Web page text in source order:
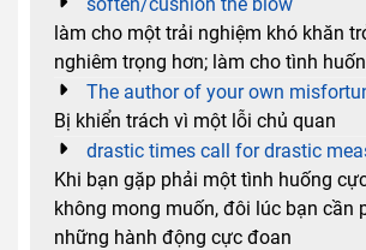
làm cho một trải nghiệm khó khăn
nghiêm trọng hơn; làm cho tình
The author of your own
Bị khiển trách vì một lỗi chủ quan
drastic times call for drastic
Khi bạn gặp phải một tình huống
không mong muốn, đôi lúc bạn cần
những hành động cực đoan